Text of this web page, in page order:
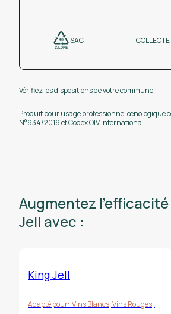
SAC
Vérifiez les dispositions de votre commune
Produit pour usage professionnel œnologique
N°934/2019 et Codex OIV International
Augmentez
Jell avec :
King Jell
Adapté pour: Vins Blancs,Vins Rouges,